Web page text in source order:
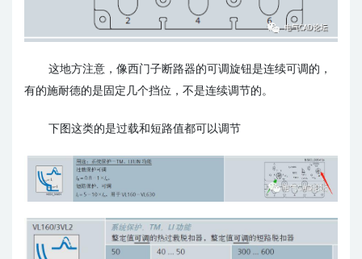
这地方注意，像西门子断路器的可调旋钮是连续可调的，
有的施耐德的是固定几个挡位，不是连续调节的。
下图这类的是过载和短路值都可以调节